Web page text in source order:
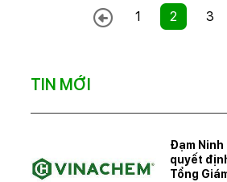
1 2 3
TIN MỚI
Đạm Ninh
quyết
Tổng